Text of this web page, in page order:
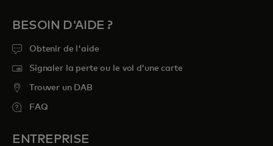
BESOIN D'AIDE ?
Obtenir de l'aide
Signaler la perte ou le vol d’une carte
Trouver un DAB
FAQ
ENTREPRISE